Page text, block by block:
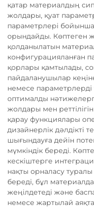
қатар материалдың
жолдары, қуат
параметрлері бойынша
орындайды. Көптеген
қолданылатын
конфигурацияланған
қорлары қамтылады,
пайдаланушылар
немесе
оптималды
жолдары мен
қарау функциялары
дизайнерлік дәлдікті
шығындауға дейін
мүмкіндік береді.
кескіштерге
нақты орналасу
береді, бұл
жеңілдетеді және
немесе жартылай